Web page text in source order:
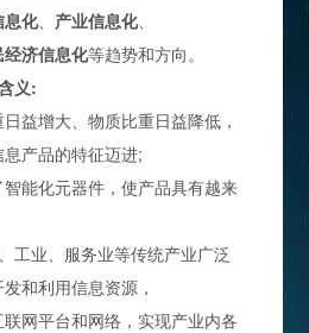
息化、 产业信息化、
经济信息化等趋势和方向。
义:
益增大、物质比重日益降低，
产品的特征迈进;
能化元器件，使产品具有越来
工业、服务业等传统产业广泛
和利用信息资源，
网平台和网络，实现产业内各